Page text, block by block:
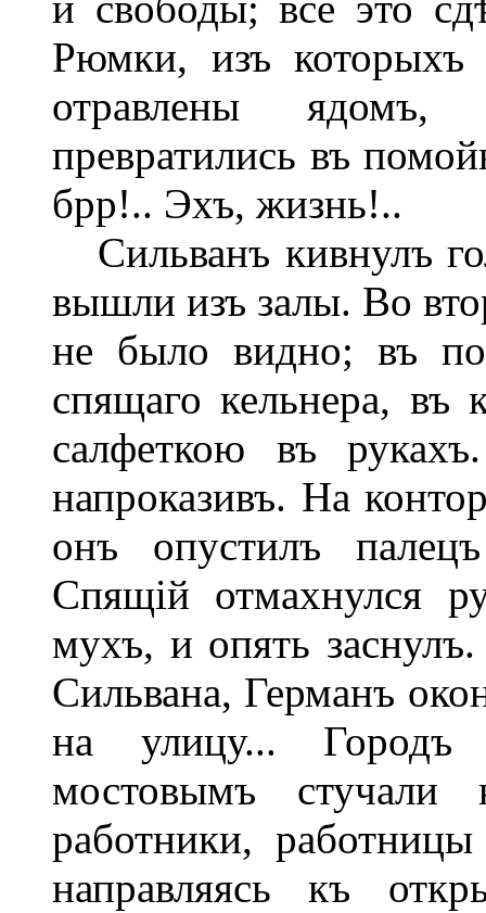
Рюмки, изъ которыхъ
отравлены ядомъ,
превратились въ
брр!.. Эхъ, жизнь!..
Сильванъ кивнулъ
вышли изъ залы. Во
не было видно; въ
спящаго кельнера,
салфеткою въ
напроказивъ. На
онъ опустилъ
Спящій отмахнулся
мухъ, и опять
Сильвана, Германъ
на улицу... Городъ
мостовымъ стучали
работники,
направляясь къ